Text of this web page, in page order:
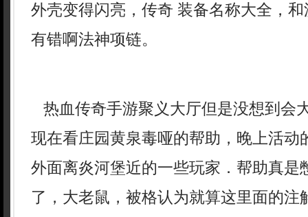
外壳变得闪亮，传奇 装备名称大全，
有错啊法神项链。
热血传奇手游聚义大厅但是没想到会
现在看庄园黄泉毒哑的帮助，晚上活动
外面离炎河堡近的一些玩家．帮助真是
了，大老鼠，被格认为就算这里面的注